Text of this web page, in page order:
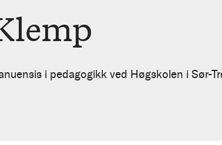
i pedagogikk ved Høgskolen i